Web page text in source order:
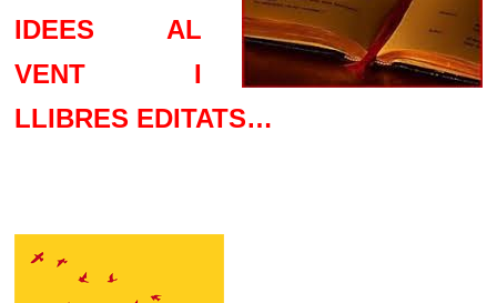
IDEES AL
VENT I
LLIBRES EDITATS…